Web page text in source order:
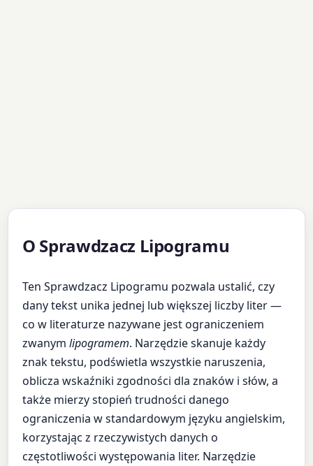
O Sprawdzacz Lipogramu
Ten Sprawdzacz Lipogramu pozwala ustalić, czy
dany tekst unika jednej lub większej liczby liter —
co w literaturze nazywane jest ograniczeniem
zwanymlipogramem. Narzędzie skanuje każdy
znak tekstu, podświetla wszystkie naruszenia,
oblicza wskaźniki zgodności dla znaków i słów, a
także mierzy stopień trudności danego
ograniczenia w standardowym języku angielskim,
korzystając z rzeczywistych danych o
częstotliwości występowania liter. Narzędzie